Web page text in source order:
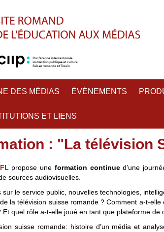
DES MÉDIAS ÉVÉNEMENTS
ET LIENS
: "La télévision
propose une formation continued'une
sources audiovisuelles.
sur le service public, nouvelles technologies,
de la télévision suisse romande ? Comment a-t-
Et quel rôle a-t-elle joué en tant que plateforme
suisse romande: histoire d’un média et